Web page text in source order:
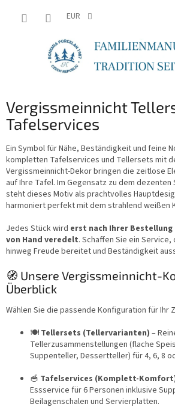
EUR
Vergissmeinnicht
Tafelservices
Ein Symbol für Nähe, Beständigkeit und feine
kompletten Tafelservices und Tellersets mit
Vergissmeinnicht-Dekor bringen die zeitlose
auf Ihre Tafel. Im Gegensatz zu dem
steht dieses Motiv als prachtvolles
harmoniert perfekt mit dem strahlend weißen
Jedes Stück wird erst nach Ihrer
von Hand veredelt. Schaffen Sie ein
hinweg Freude bereitet und Beständigkeit
🧭 Unsere Vergissmeinnicht-
Überblick
Wählen Sie die passende Konfiguration für Ihr
🍽️ Tellersets (Tellervarianten) –
Tellerzusammenstellungen (flache
Suppenteller, Dessertteller) für 4, 6, 8
🥣 Tafelservices (Komplett-
Essservice für 6 Personen inklusive
Beilagenschalen und Servierplatten.